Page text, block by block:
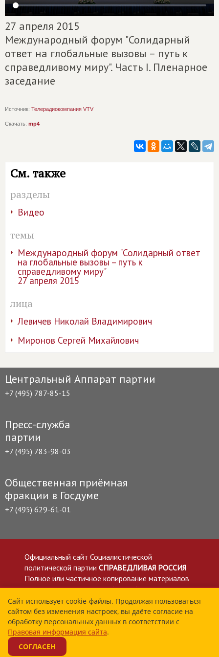
27 апреля 2015
Международный форум "Солидарный
ответ на глобальные вызовы – путь к
справедливому миру". Часть I. Пленарное
заседание
Источник: Телерадиокомпания VTV
Скачать: mp4
См. также
разделы
Видео
темы
Международный форум "Солидарный ответ
на глобальные вызовы – путь к
справедливому миру"
27 апреля 2015
лица
Левичев Николай Владимирович
Миронов Сергей Михайлович
Центральный Аппарат партии
+7 (495) 787-85-15
Пресс-служба
партии
+7 (495) 783-98-03
Общественная приёмная
фракции в Госдуме
+7 (495) 629-61-01
Официальный сайт Социалистической
политической партии СПРАВЕДЛИВАЯ РОССИЯ
Полное или частичное копирование материалов
приветствуется со ссылкой на сайт spravedlivo.ru
Политика в отношении обработки персональных
данных
Все материалы сайта spravedlivo.ru доступны по
лицензии Creative Commons Attribution 4.0 International
Сайт использует cookie-файлы. Продолжая пользоваться
сайтом без изменения настроек, вы даёте согласие на
обработку персональных данных в соответствии с
Правовая информация сайта.
СОГЛАСЕН